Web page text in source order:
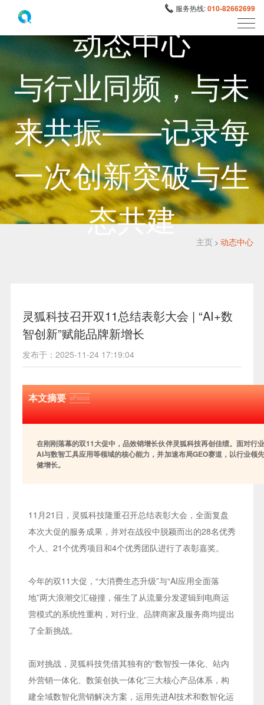
服务热线:010-82662699
动态中心
与行业同频，与未
来共振——记录每
一次创新突破与生
态共建
主页 >动态中心
灵狐科技召开双11总结表彰大会 | “AI+数
智创新”赋能品牌新增长
发布于：2025-11-24 17:19:04
本文摘要 aFocus
在刚刚落幕的双11大促中，品效销增长伙伴灵狐科技再创佳绩。面对
AI与数智工具应用等领域的核心能力，并加速布局GEO赛道，以行业
健增长。
11月21日，灵狐科技隆重召开总结表彰大会，全面复盘
本次大促的服务成果，并对在战役中脱颖而出的28名优秀
个人、21个优秀项目和4个优秀团队进行了表彰嘉奖。
今年的双11大促，“大消费生态升级”与“AI应用全面落
地”两大浪潮交汇碰撞，催生了从流量分发逻辑到电商运
营模式的系统性重构，对行业、品牌商家及服务商均提出
了全新挑战。
面对挑战，灵狐科技凭借其独有的“数智投一体化、站内
外营销一体化、数策创执一体化”三大核心产品体系，构
建全域数智化营销解决方案，运用先进AI技术和数智化运